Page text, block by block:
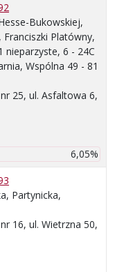
Bukowskiej,
Platówny,
nieparzyste, 6 - 24C
Wspólna 49 - 81
25, ul. Asfaltowa 6,
6,05%
Partynicka,
16, ul. Wietrzna 50,